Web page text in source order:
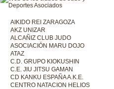
AIKIDO REI ZARAGOZA
AKZ UNIZAR
ALCAÑIZ CLUB JUDO
ASOCIACIÓN MARU DOJO
ATAZ
C.D. GRUPO KIOKUSHIN
C.E. JIU JITSU GAMAN
CD KANKU ESPAÑA A.K.E.
CENTRO NATACION HELIOS